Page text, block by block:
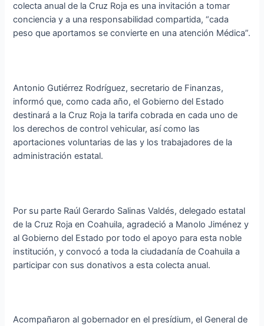
colecta anual de la Cruz Roja es una invitación a tomar
conciencia y a una responsabilidad compartida, “cada
peso que aportamos se convierte en una atención Médica”.
Antonio Gutiérrez Rodríguez, secretario de Finanzas,
informó que, como cada año, el Gobierno del Estado
destinará a la Cruz Roja la tarifa cobrada en cada uno de
los derechos de control vehicular, así como las
aportaciones voluntarias de las y los trabajadores de la
administración estatal.
Por su parte Raúl Gerardo Salinas Valdés, delegado estatal
de la Cruz Roja en Coahuila, agradeció a Manolo Jiménez y
al Gobierno del Estado por todo el apoyo para esta noble
institución, y convocó a toda la ciudadanía de Coahuila a
participar con sus donativos a esta colecta anual.
Acompañaron al gobernador en el presídium, el General de